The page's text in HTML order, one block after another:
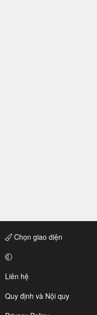
Chọn giao diện
Liên hệ
Quy định và Nội quy